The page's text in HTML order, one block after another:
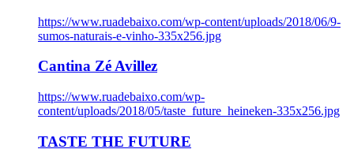
https://www.ruadebaixo.com/wp-content/uploads/2018/06/9-
sumos-naturais-e-vinho-335x256.jpg
Cantina Zé Avillez
https://www.ruadebaixo.com/wp-
content/uploads/2018/05/taste_future_heineken-335x256.jpg
TASTE THE FUTURE